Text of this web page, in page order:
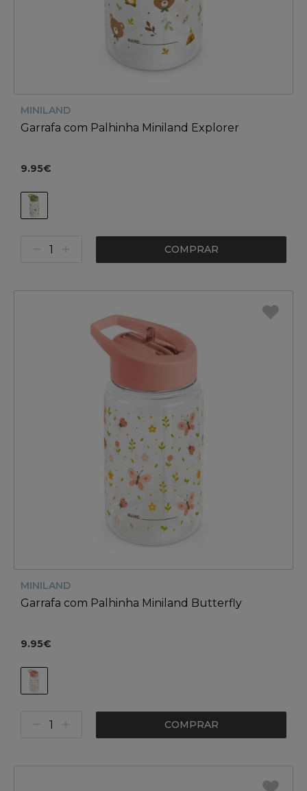
MINILAND
Garrafa com Palhinha Miniland Explorer
9.95€
COMPRAR
MINILAND
Garrafa com Palhinha Miniland Butterfly
9.95€
COMPRAR